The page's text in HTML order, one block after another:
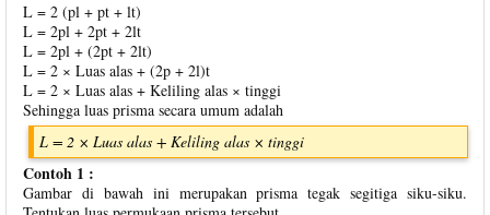
L = 2 (pl + pt + lt)
L = 2pl + 2pt + 2lt
L = 2pl + (2pt + 2lt)
L = 2 × Luas alas + (2p + 2l)t
L = 2 × Luas alas + Keliling alas × tinggi
Sehingga luas prisma secara umum adalah
L = 2 × Luas alas + Keliling alas × tinggi
Contoh 1 :
Gambar di bawah ini merupakan prisma tegak segitiga siku-siku.